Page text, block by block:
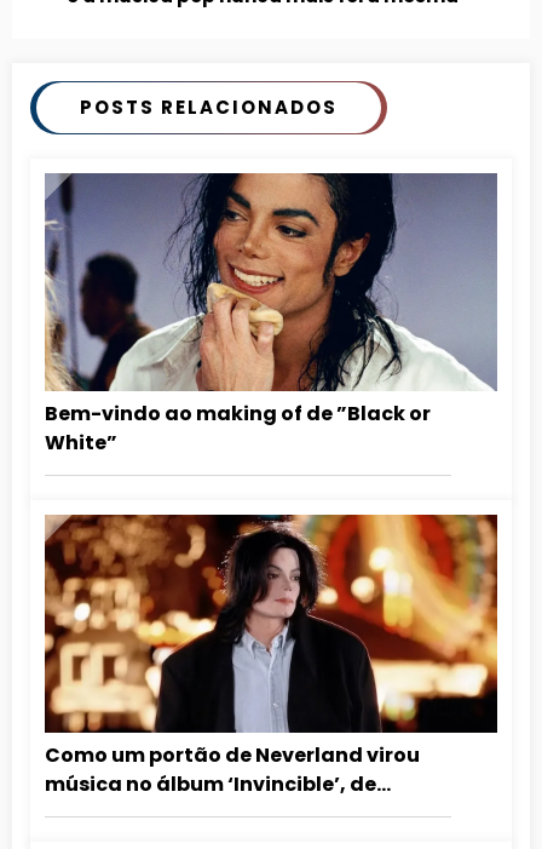
POSTS RELACIONADOS
Bem-vindo ao making of de ”Black or
White”
Como um portão de Neverland virou
música no álbum ‘Invincible’, de
Michael Jackson